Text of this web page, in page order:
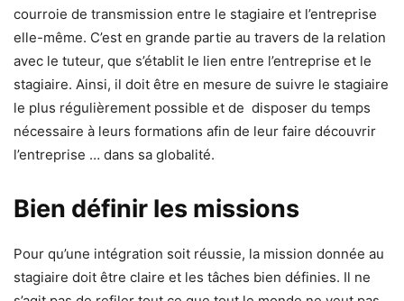
courroie de transmission entre le stagiaire et l’entreprise
elle-même. C’est en grande partie au travers de la relation
avec le tuteur, que s’établit le lien entre l’entreprise et le
stagiaire. Ainsi, il doit être en mesure de suivre le stagiaire
le plus régulièrement possible et de disposer du temps
nécessaire à leurs formations afin de leur faire découvrir
l’entreprise … dans sa globalité.
Bien définir les missions
Pour qu’une intégration soit réussie, la mission donnée au
stagiaire doit être claire et les tâches bien définies. Il ne